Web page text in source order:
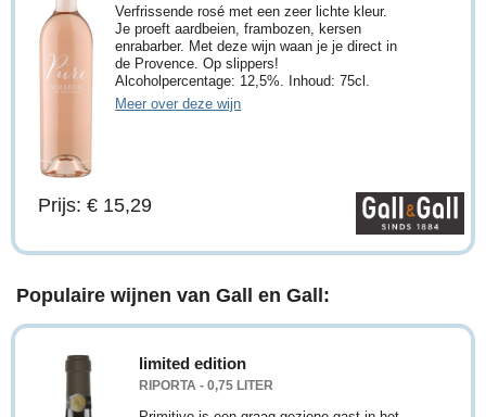
Verfrissende rosé met een zeer lichte kleur.
Je proeft aardbeien, frambozen, kersen
enrabarber. Met deze wijn waan je je direct in
de Provence. Op slippers!
Alcoholpercentage: 12,5%. Inhoud: 75cl.
Meer over deze wijn
Prijs: € 15,29
Populaire wijnen van Gall en Gall:
limited edition
RIPORTA - 0,75 LITER